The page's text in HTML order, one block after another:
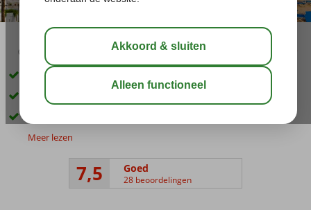
03:45
Verblijf op basis van Logies
3-sterren accommodatie
Meer lezen
7,5 Goed
28 beoordelingen